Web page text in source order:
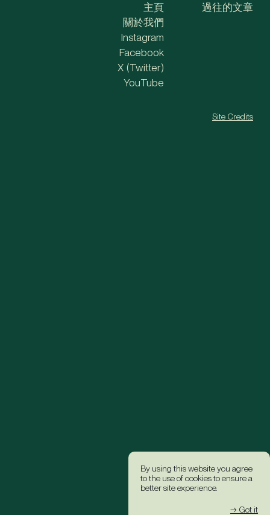
By using this website you agree
to the use of cookies to ensure a
better site experience.
→ Got it
主頁
關於我們
過往的文章
Instagram
Facebook
X (Twitter)
YouTube
Site Credits